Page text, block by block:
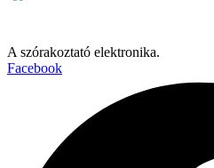
A szórakoztató elektronika.
Facebook